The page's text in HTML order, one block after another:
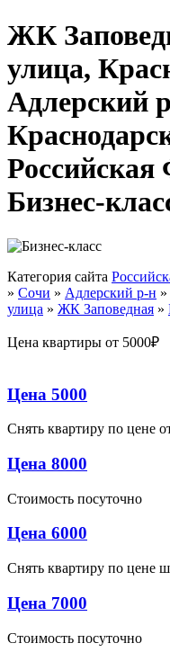
ЖК
улица,
Адлерский
Российская
Бизнес-
Категория сайта
» Сочи » Адлерский р-н »
улица » ЖК Заповедная »
Цена квартиры от 5000₽
Цена 5000
Снять квартиру по цене
Цена 8000
Стоимость посуточно
Цена 6000
Снять квартиру по цене
Цена 7000
Стоимость посуточно